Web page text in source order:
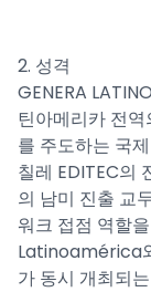
2. 성격
GENERA
틴아메리카 전
를 주도하는 국
칠레 EDITEC의
의 남미 진출 교
워크 접점 역할
Latinoamérica
가 동시 개최되